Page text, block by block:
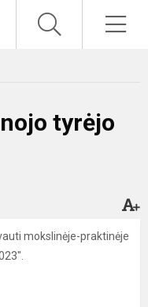
tyrėjo
mokslinėje-praktinėje